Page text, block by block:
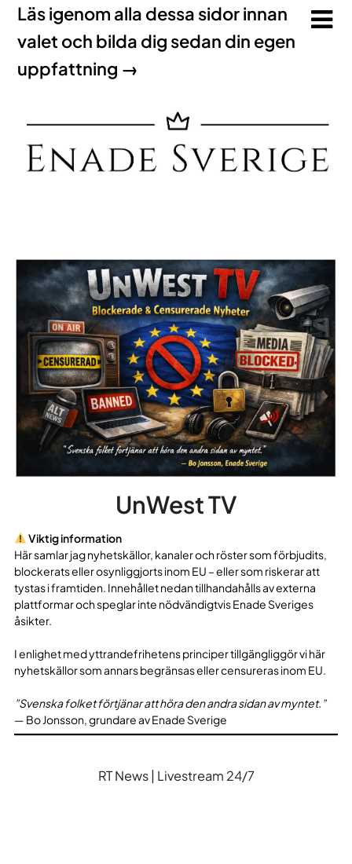
Läs igenom alla dessa sidor innan
valet och bilda dig sedan din egen
uppfattning →
UnWest TV
Viktig information
Här samlar jag nyhetskällor, kanaler och röster som förbjudits,
blockerats eller osynliggjorts inom EU – eller som riskerar att
tystas i framtiden. Innehållet nedan tillhandahålls av externa
plattformar och speglar inte nödvändigtvis Enade Sveriges
åsikter.
I enlighet med yttrandefrihetens principer tillgängliggör vi här
nyhetskällor som annars begränsas eller censureras inom EU.
”Svenska folket förtjänar att höra den andra sidan av myntet.”
— Bo Jonsson, grundare av Enade Sverige
RT News | Livestream 24/7